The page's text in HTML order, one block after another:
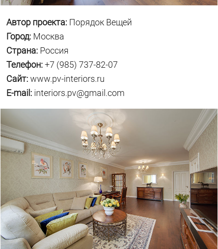
Автор проекта: Порядок Вещей
Город: Москва
Страна: Россия
Телефон:+7 (985) 737-82-07
Сайт:www.pv-interiors.ru
E-mail: interiors.pv@gmail.com